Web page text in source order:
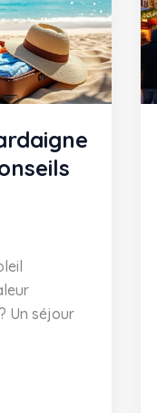
Un séjour